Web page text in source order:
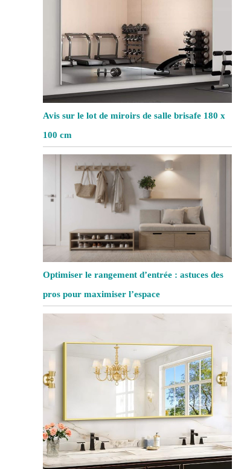
Avis sur le lot de miroirs de salle brisafe 180 x
100 cm
Optimiser le rangement d’entrée : astuces des
pros pour maximiser l’espace